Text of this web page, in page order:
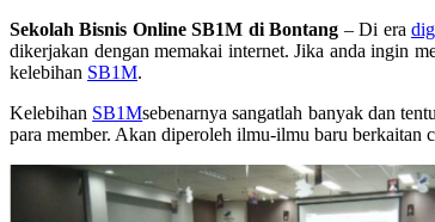
Sekolah Bisnis Online SB1M di Bontang – Di era
dikerjakan dengan memakai internet. Jika anda ingin
kelebihan SB1M.
Kelebihan SB1Msebenarnya sangatlah banyak dan
para member. Akan diperoleh ilmu-ilmu baru berkaitan